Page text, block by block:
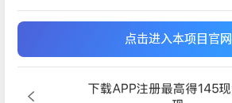
点击进入本项目官网